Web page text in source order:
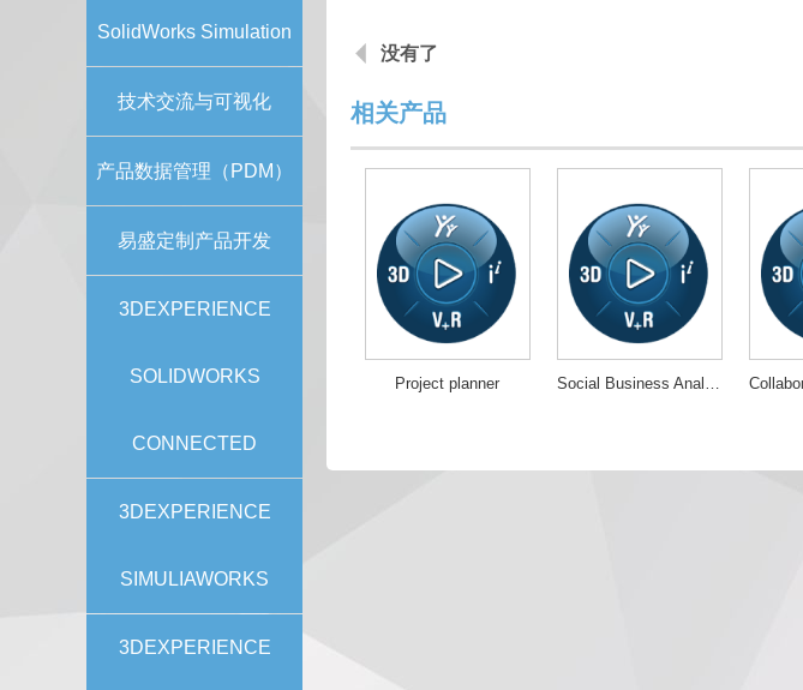
SolidWorks Simulation
技术交流与可视化
产品数据管理（PDM）
易盛定制产品开发
3DEXPERIENCE
SOLIDWORKS
CONNECTED
3DEXPERIENCE
SIMULIAWORKS
3DEXPERIENCE
没有了
相关产品
Project planner